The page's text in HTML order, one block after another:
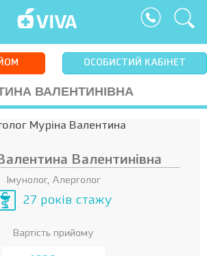
ОСОБИСТИЙ КАБІНЕТ
ВАЛЕНТИНІВНА
Валентинівна
Імунолог, Алерголог
27 років стажу
Вартість прийому